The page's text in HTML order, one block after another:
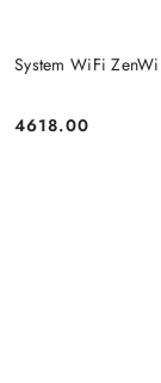
System WiFi
Price:
4618.00